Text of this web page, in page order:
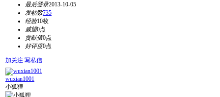
最后登录2013-10-05
发帖数735
经验10枚
威望0点
贡献值0点
好评度0点
加关注 写私信
wuxian1001
小狐狸